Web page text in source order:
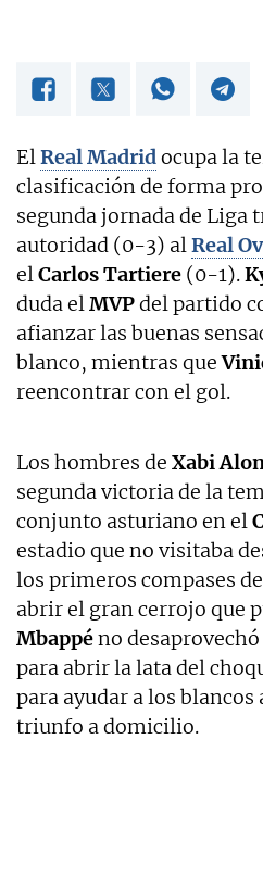
ElReal Madridocupa la
clasificación de forma
segunda jornada de Liga
autoridad (0-3) alReal
elCarlos Tartiere (0-1).
duda elMVPdel partido
afianzar las buenas
blanco, mientras que
reencontrar con el gol.
Los hombres de Xabi
segunda victoria de la
conjunto asturiano en el
estadio que no visitaba
los primeros compases
abrir el gran cerrojo que
Mbappéno
para abrir la lata del
para ayudar a los
triunfo a domicilio.